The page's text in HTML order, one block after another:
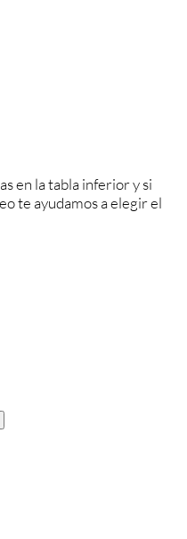
en la tabla inferior y si
te ayudamos a elegir el